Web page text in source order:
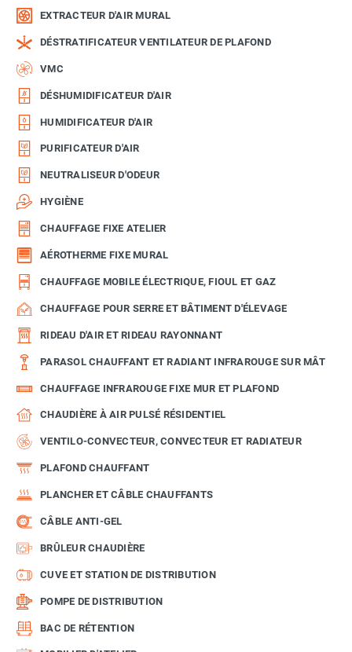
EXTRACTEUR D'AIR MURAL
DÉSTRATIFICATEUR VENTILATEUR DE PLAFOND
VMC
DÉSHUMIDIFICATEUR D'AIR
HUMIDIFICATEUR D'AIR
PURIFICATEUR D'AIR
NEUTRALISEUR D'ODEUR
HYGIÈNE
CHAUFFAGE FIXE ATELIER
AÉROTHERME FIXE MURAL
CHAUFFAGE MOBILE ÉLECTRIQUE, FIOUL ET GAZ
CHAUFFAGE POUR SERRE ET BÂTIMENT D'ÉLEVAGE
RIDEAU D'AIR ET RIDEAU RAYONNANT
PARASOL CHAUFFANT ET RADIANT INFRAROUGE SUR MÂT
CHAUFFAGE INFRAROUGE FIXE MUR ET PLAFOND
CHAUDIÈRE À AIR PULSÉ RÉSIDENTIEL
VENTILO-CONVECTEUR, CONVECTEUR ET RADIATEUR
PLAFOND CHAUFFANT
PLANCHER ET CÂBLE CHAUFFANTS
CÂBLE ANTI-GEL
BRÛLEUR CHAUDIÈRE
CUVE ET STATION DE DISTRIBUTION
POMPE DE DISTRIBUTION
BAC DE RÉTENTION